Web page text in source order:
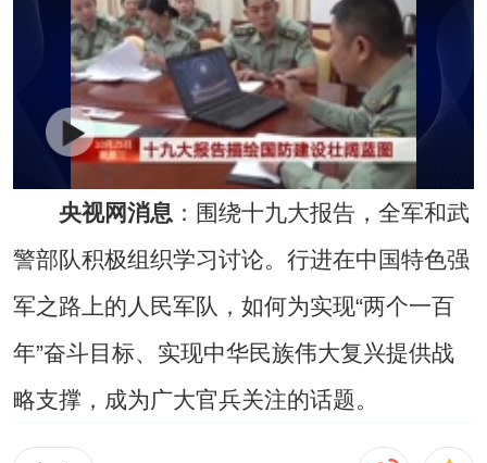
央视网消息 ：围绕十九大报告，全军和武
警部队积极组织学习讨论。行进在中国特色强
军之路上的人民军队，如何为实现“两个一百
年”奋斗目标、实现中华民族伟大复兴提供战
略支撑，成为广大官兵关注的话题。